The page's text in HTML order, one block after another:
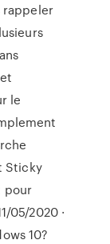
rappeler
le
Sticky
pour
05/2020 ·
10?